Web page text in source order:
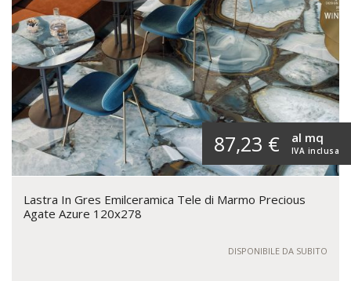
87,23 € IVA inclusa
al mq
Lastra In Gres Emilceramica Tele di Marmo Precious
Agate Azure 120x278
DISPONIBILE DA SUBITO